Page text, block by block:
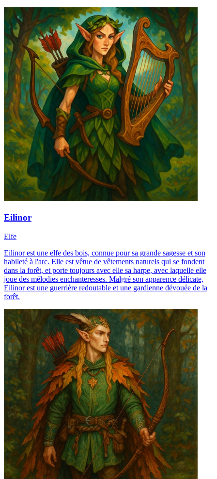
Eilinor
Elfe
Eilinor est une elfe des bois, connue pour sa grande sagesse et son
habileté à l'arc. Elle est vêtue de vêtements naturels qui se fondent
dans la forêt, et porte toujours avec elle sa harpe, avec laquelle elle
joue des mélodies enchanteresses. Malgré son apparence délicate,
Eilinor est une guerrière redoutable et une gardienne dévouée de la
forêt.